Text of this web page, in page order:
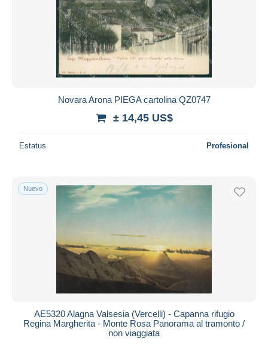
Novara Arona PIEGA cartolina QZ0747
± 14,45 US$
Estatus Profesional
Nuevo
AE5320 Alagna Valsesia (Vercelli) - Capanna rifugio
Regina Margherita - Monte Rosa Panorama al tramonto /
non viaggiata